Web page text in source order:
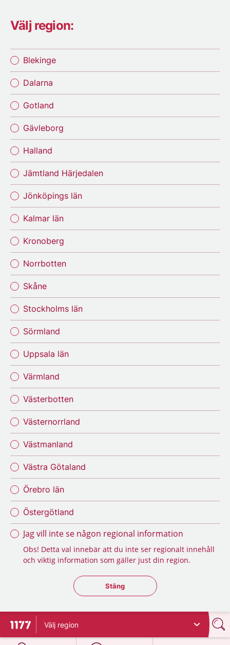
Välj region:
Blekinge
Dalarna
Gotland
Gävleborg
Halland
Jämtland Härjedalen
Jönköpings län
Kalmar län
Kronoberg
Norrbotten
Skåne
Stockholms län
Sörmland
Uppsala län
Värmland
Västerbotten
Västernorrland
Västmanland
Västra Götaland
Örebro län
Östergötland
Jag vill inte se någon regional information
Obs! Detta val innebär att du inte ser regionalt innehåll
och viktig information som gäller just din region.
Stäng regionsväljaren
Stäng
Till startsidan för 1177
Välj region
på 1177.se
på 1177.se